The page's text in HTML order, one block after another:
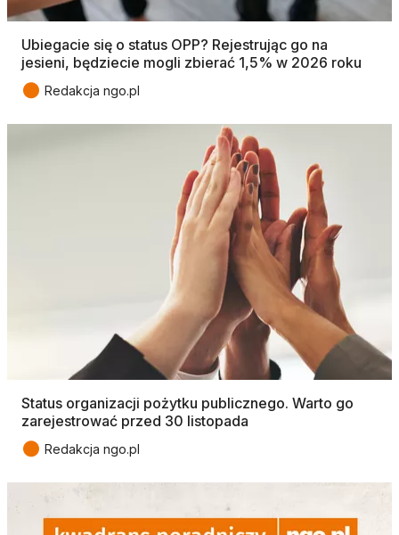
Ubiegacie się o status OPP? Rejestrując go na
jesieni, będziecie mogli zbierać 1,5% w 2026 roku
● Redakcja ngo.pl
Status organizacji pożytku publicznego. Warto go
zarejestrować przed 30 listopada
● Redakcja ngo.pl